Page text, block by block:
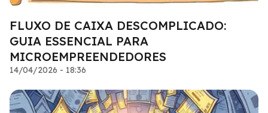
FLUXO DE CAIXA DESCOMPLICADO:
GUIA ESSENCIAL PARA
MICROEMPREENDEDORES
14/04/2026 - 18:36